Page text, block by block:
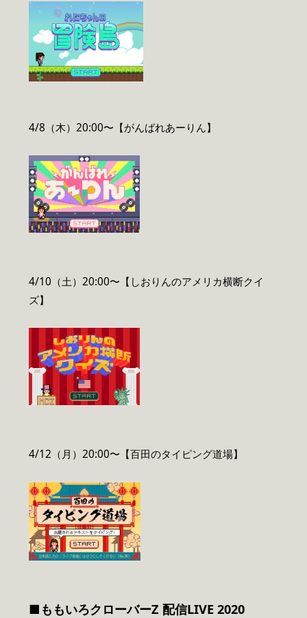
4/8（木）20:00〜【がんばれあーりん】
4/10（土）20:00〜【しおりんのアメリカ横断クイ
ズ】
4/12（月）20:00〜【百田のタイピング道場】
■ももいろクローバーZ 配信LIVE 2020